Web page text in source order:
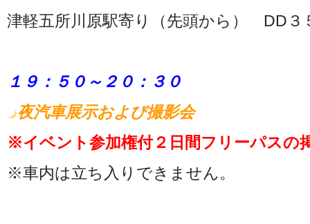
津軽五所川原駅寄り（先頭から） DD３
１９：５０～２０：３０
夜汽車展示および撮影会
※イベント参加権付２日間フリーパスの
※車内は立ち入りできません。